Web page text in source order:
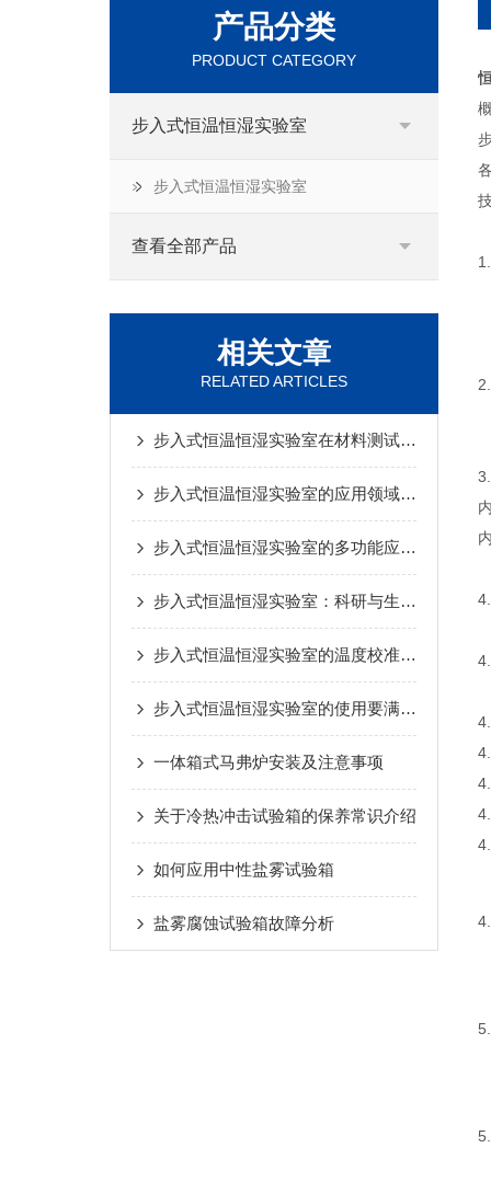
产品分类
PRODUCT CATEGORY
步入式恒温恒湿实验室
步入式恒温恒湿实验室
查看全部产品
相关文章
RELATED ARTICLES
步入式恒温恒湿实验室在材料测试中的应用
步入式恒温恒湿实验室的应用领域与行业需求分析
步入式恒温恒湿实验室的多功能应用与挑战
步入式恒温恒湿实验室：科研与生产中关键的环境控制解决方案
步入式恒温恒湿实验室的温度校准有以下几个方法
步入式恒温恒湿实验室的使用要满足哪些条件
一体箱式马弗炉安装及注意事项
关于冷热冲击试验箱的保养常识介绍
如何应用中性盐雾试验箱
盐雾腐蚀试验箱故障分析